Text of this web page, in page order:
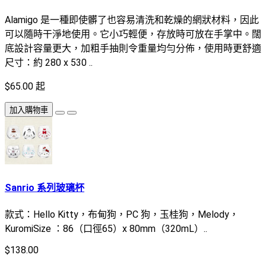
Alamigo 是一種即使髒了也容易清洗和乾燥的網狀材料，因此
可以隨時干淨地使用。它小巧輕便，存放時可放在手掌中。闊
底設計容量更大，加粗手抽則令重量均勻分佈，使用時更舒適
尺寸：約 280 x 530 ..
$65.00 起
加入購物車
Sanrio 系列玻璃杯
款式：Hello Kitty，布甸狗，PC 狗，玉桂狗，Melody，
KuromiSize ：86（口徑65）x 80mm（320mL）..
$138.00